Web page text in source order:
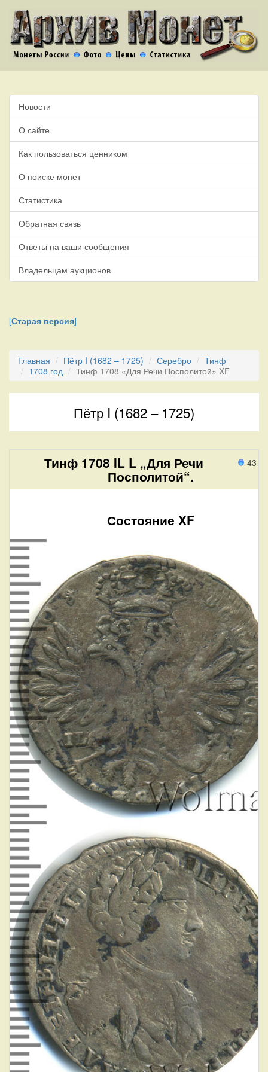
Новости
О сайте
Как пользоваться ценником
О поиске монет
Статистика
Обратная связь
Ответы на ваши сообщения
Владельцам аукционов
[Старая версия]
Главная Пётр I (1682 – 1725) Серебро
Тинф
1708 год
Тинф 1708 «Для Речи Посполитой» XF
Пётр I (1682 – 1725)
43
Тинф 1708 IL L „Для Речи
Посполитой“.
Состояние XF